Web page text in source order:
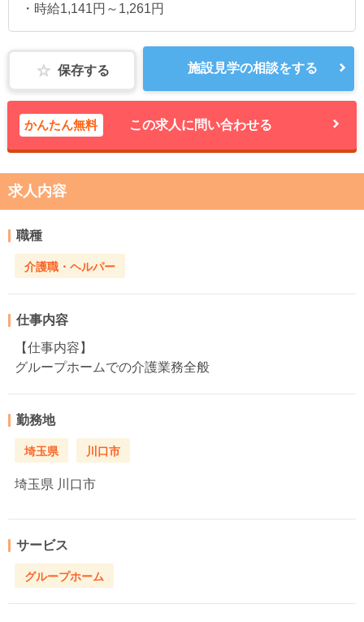
・時給1,141円～1,261円
保存する 施設見学の相談をする
かんたん無料 この求人に問い合わせる
求人内容
職種
介護職・ヘルパー
仕事内容
【仕事内容】
グループホームでの介護業務全般
勤務地
埼玉県 川口市
埼玉県 川口市
サービス
グループホーム